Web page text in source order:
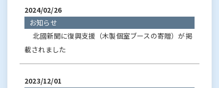
2024/02/26
お知らせ
北國新聞に復興支援（木製個室ブースの寄贈）が掲
載されました
2023/12/01